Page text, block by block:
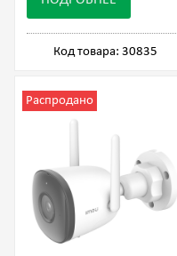
Код товара: 30835
Распродано